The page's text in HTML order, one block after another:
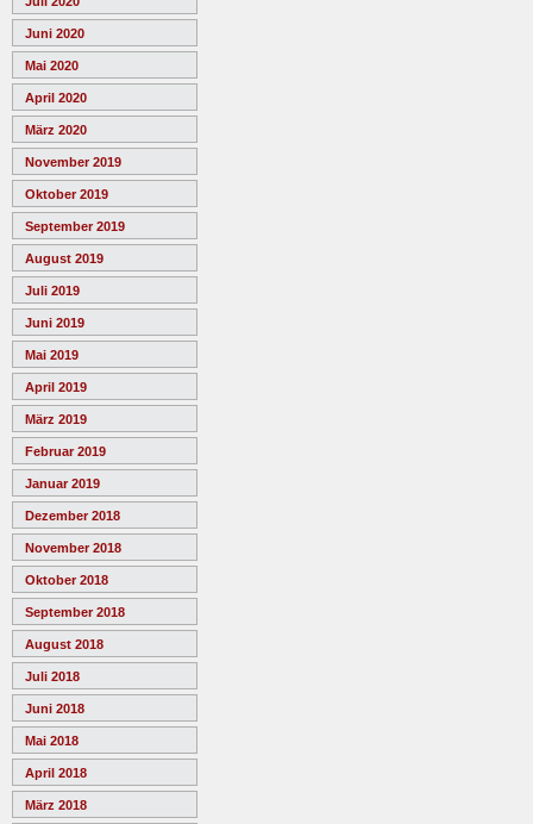
Juni 2020
Mai 2020
April 2020
März 2020
November 2019
Oktober 2019
September 2019
August 2019
Juli 2019
Juni 2019
Mai 2019
April 2019
März 2019
Februar 2019
Januar 2019
Dezember 2018
November 2018
Oktober 2018
September 2018
August 2018
Juli 2018
Juni 2018
Mai 2018
April 2018
März 2018